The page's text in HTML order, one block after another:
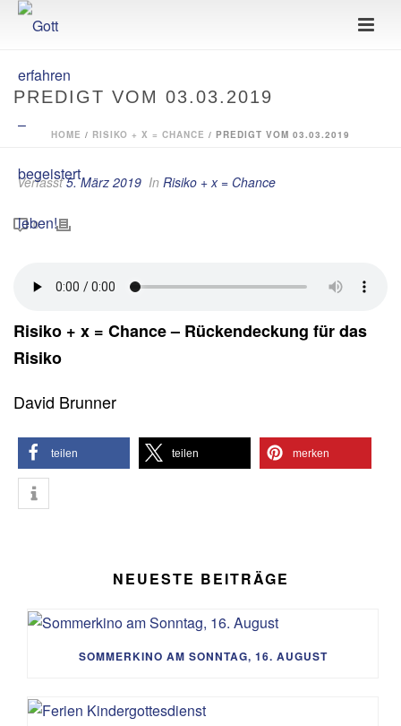
PREDIGT VOM 03.03.2019
HOME / RISIKO + X = CHANCE / PREDIGT VOM 03.03.2019
Verfasst5. März 2019 In Risiko + x = Chance
0
Risiko + x = Chance – Rückendeckung für das
Risiko
David Brunner
teilen teilen merken
NEUESTE BEITRÄGE
SOMMERKINO AM SONNTAG, 16. AUGUST